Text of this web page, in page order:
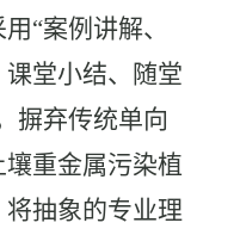
“案例讲解、
堂小结、随堂
摒弃传统单向
重金属污染植
抽象的专业理